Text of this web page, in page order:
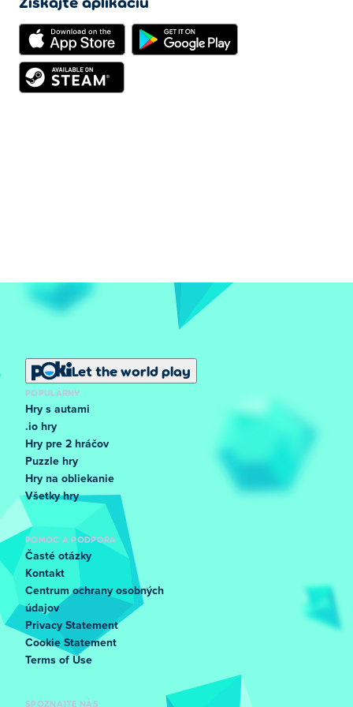
Let the world play
POPULÁRNY
Hry s autami
.io hry
Hry pre 2 hráčov
Puzzle hry
Hry na obliekanie
Všetky hry
POMOC A PODPORA
Časté otázky
Kontakt
Centrum ochrany osobných
údajov
Privacy Statement
Cookie Statement
Terms of Use
SPOZNAJTE NÁS